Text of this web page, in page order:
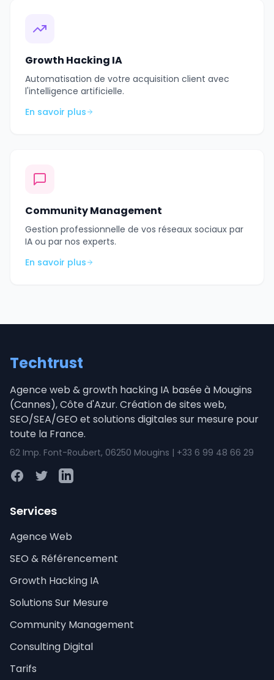
Growth Hacking IA
Automatisation de votre acquisition client avec
l'intelligence artificielle.
En savoir plus
Community Management
Gestion professionnelle de vos réseaux sociaux par
IA ou par nos experts.
En savoir plus
Techtrust
Agence web & growth hacking IA basée à Mougins
(Cannes), Côte d'Azur. Création de sites web,
SEO/SEA/GEO et solutions digitales sur mesure pour
toute la France.
62 Imp. Font-Roubert, 06250 Mougins | +33 6 99 48 66 29
FacebookTwitterLinkedIn
Services
Agence Web
SEO & Référencement
Growth Hacking IA
Solutions Sur Mesure
Community Management
Consulting Digital
Tarifs